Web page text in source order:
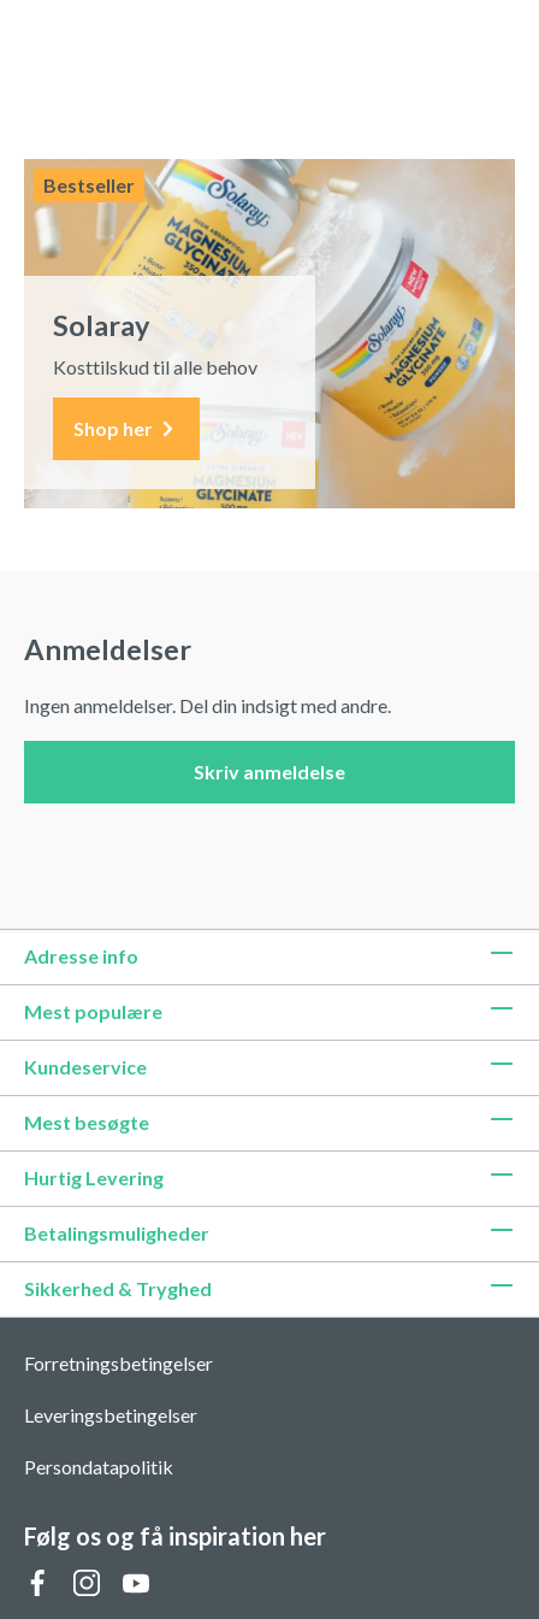
Bestseller
Solaray
Kosttilskud til alle behov
Shop her
Anmeldelser
Ingen anmeldelser. Del din indsigt med andre.
Skriv anmeldelse
Adresse info
Mest populære
Kundeservice
Mest besøgte
Hurtig Levering
Betalingsmuligheder
Sikkerhed & Tryghed
Forretningsbetingelser
Leveringsbetingelser
Persondatapolitik
Følg os og få inspiration her